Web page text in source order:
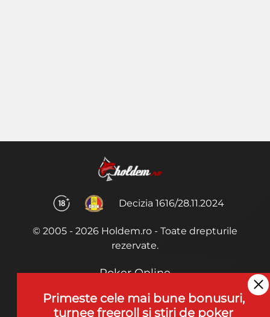
Decizia 1616/28.11.2024
© 2005 - 2026 Holdem.ro - Toate drepturile
rezervate.
Poker Online
Termeni si Conditii
Primeste cele mai bune bonusuri,
turnee freeroll si stiri de poker